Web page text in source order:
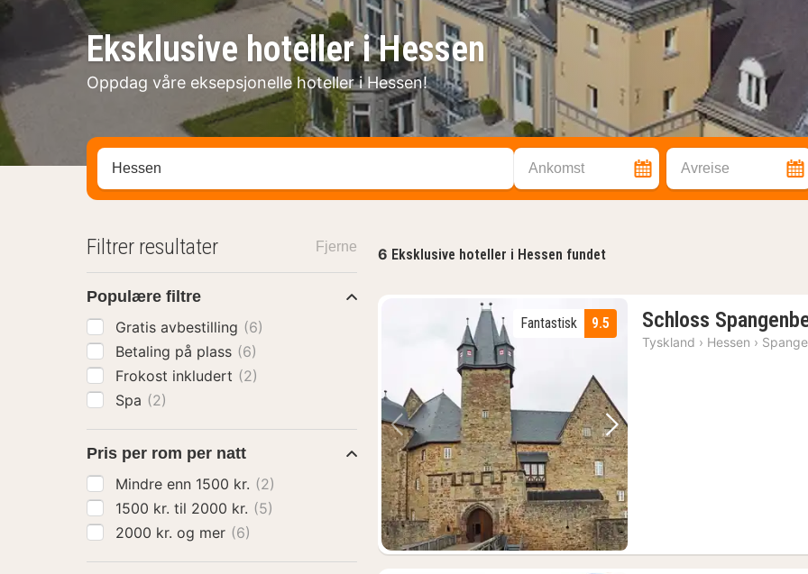
Eksklusive hoteller i Hessen
Oppdag våre eksepsjonelle hoteller i Hessen!
Søk hotell, region eller by Ankomst Avreise
6 Eksklusive hoteller i Hessen fundet
Forrige bilde Neste bilde
9.5
Fantastisk Schloss
Tyskland › Hessen ›
Filtrer resultater Fjerne
Populære filtre
Gratis avbestilling (6)
Betaling på plass (6)
Frokost inkludert (2)
Spa (2)
Pris per rom per natt
Mindre enn 1500 kr. (2)
1500 kr. til 2000 kr. (5)
2000 kr. og mer (6)